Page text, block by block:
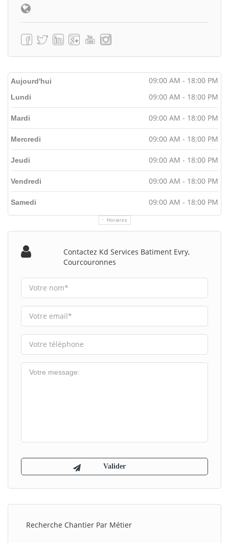
Aujourd'hui 09:00 AM - 18:00 PM
Horaires
Lundi 09:00 AM - 18:00 PM
Mardi 09:00 AM - 18:00 PM
Mercredi 09:00 AM - 18:00 PM
Jeudi 09:00 AM - 18:00 PM
Vendredi 09:00 AM - 18:00 PM
Samedi 09:00 AM - 18:00 PM
Contactez Kd Services Batiment Evry,
Courcouronnes
Recherche Chantier Par Métier